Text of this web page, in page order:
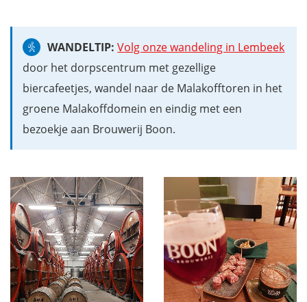
WANDELTIP: Volg onze wandeling in Lembeek
door het dorpscentrum met gezellige
biercafeetjes, wandel naar de Malakofftoren in het
groene Malakoffdomein en eindig met een
bezoekje aan Brouwerij Boon.